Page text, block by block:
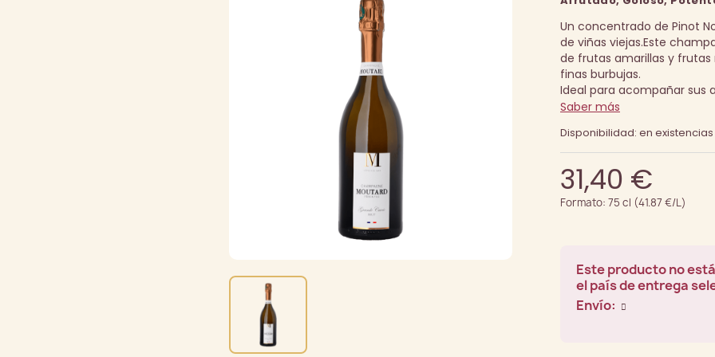
Un concentrado de Pinot
de viñas viejas.Este
de frutas amarillas y frutas
finas burbujas.
Ideal para acompañar sus
Saber más
Disponibilidad: en existencias
31,40 €
Formato: 75 cl (41.87 €/L)
Este producto no
el país de entrega
Envío: